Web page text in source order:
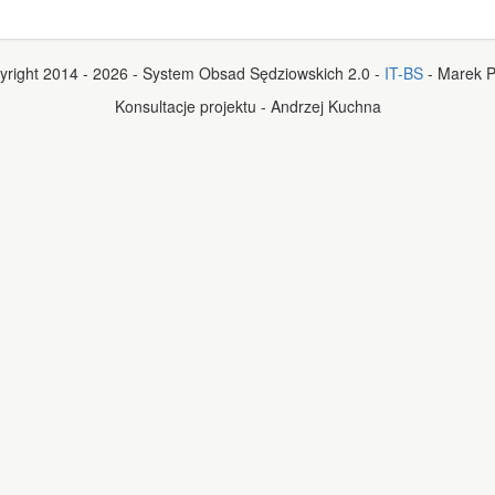
2014 - 2026 - System Obsad Sędziowskich 2.0 - IT-BS- Marek
Konsultacje projektu - Andrzej Kuchna